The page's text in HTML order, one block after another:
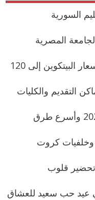
السورية
المصرية
ستاندرد تشارترد: توقعات بارتفاع اسعار البيتكوين إلى 120
مواعيد وأماكن التقديم والكليات
موعد ظهور نتيجة الثانوية العامة 2023 وأسرع طرق
وخلفيات كروت
قلوب